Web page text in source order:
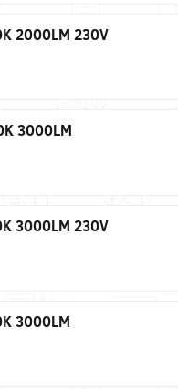
2000LM 230V
3000LM
3000LM 230V
3000LM